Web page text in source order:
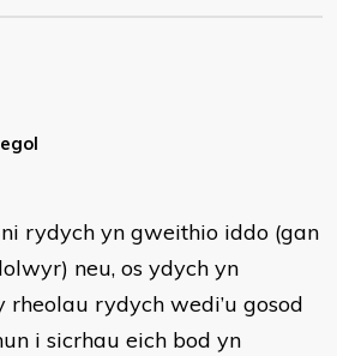
rydych yn gweithio iddo (gan
neu, os ydych yn
rheolau rydych wedi’u gosod
i sicrhau eich bod yn